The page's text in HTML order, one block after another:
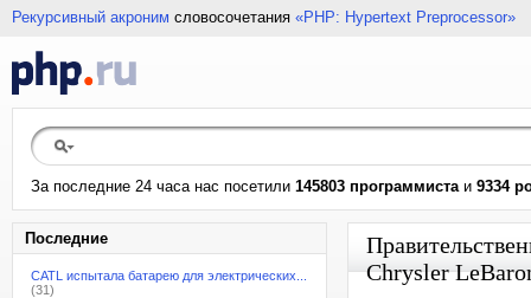
Рекурсивный акроним словосочетания «PHP: Hypertext Preprocessor»
За последние 24 часа нас посетили 145803 программистаи 9334
Последние
CATL испытала батарею для электрических...
(31)
Chrysler